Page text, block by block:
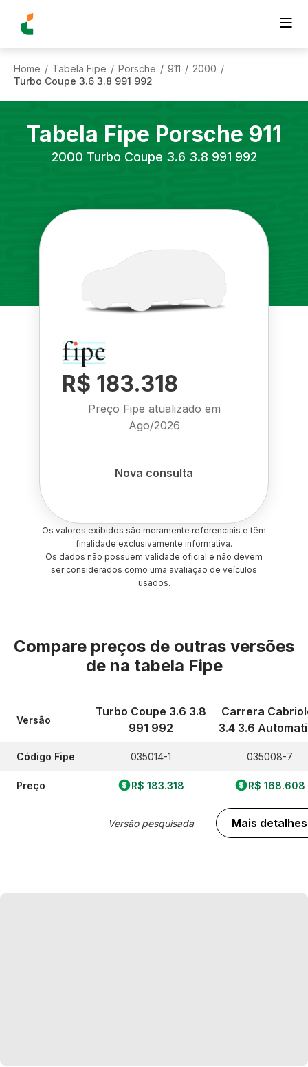
Home / Tabela Fipe / Porsche / 911 / 2000 /
Turbo Coupe 3.6 3.8 991 992
Tabela Fipe Porsche 911
2000 Turbo Coupe 3.6 3.8 991 992
R$ 183.318
Preço Fipe atualizado em
Ago/2026
Nova consulta
Os valores exibidos são meramente referenciais e têm
finalidade exclusivamente informativa.
Os dados não possuem validade oficial e não devem
ser considerados como uma avaliação de veículos
usados.
Compare preços de outras versões
de na tabela Fipe
Versão
Código Fipe
Preço
Turbo Coupe 3.6 3.8
991 992
035014-1
R$ 183.318
Versão pesquisada
Carrera
3.4 3.6
035008-7
R$ 168.608
Mais detalhes